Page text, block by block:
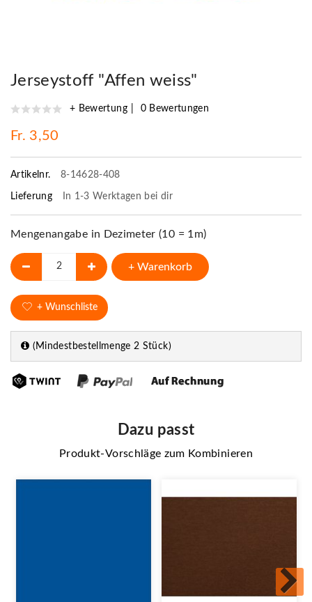
Jerseystoff "Affen weiss"
+ Bewertung 0 Bewertungen
Fr. 3,50
Artikelnr. 8-14628-408
Lieferung In 1-3 Werktagen bei dir
Mengenangabe in Dezimeter (10 = 1m)
+ Warenkorb
+ Wunschliste
(Mindestbestellmenge 2 Stück)
Dazu passt
Produkt-Vorschläge zum Kombinieren